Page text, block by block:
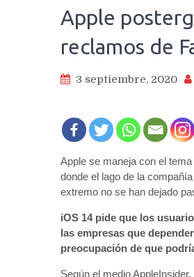
Apple
reclamos de
3 septiembre, 2020
Apple se maneja con el
donde el lago de la
extremo no se han dejado
iOS 14 pide que los
las empresas que
preocupación de que
Según el medio